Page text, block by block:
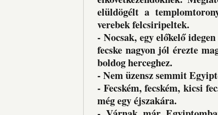
elüldögélt a
verebek felcsiripeltek.
- Nocsak, egy előkelő
fecske nagyon jól érezte
boldog herceghez.
- Nem üzensz semmit
- Fecském, fecském, kicsi
még egy éjszakára.